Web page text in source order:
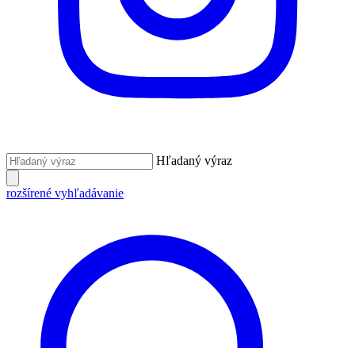
Hľadaný výraz
rozšírené vyhľadávanie